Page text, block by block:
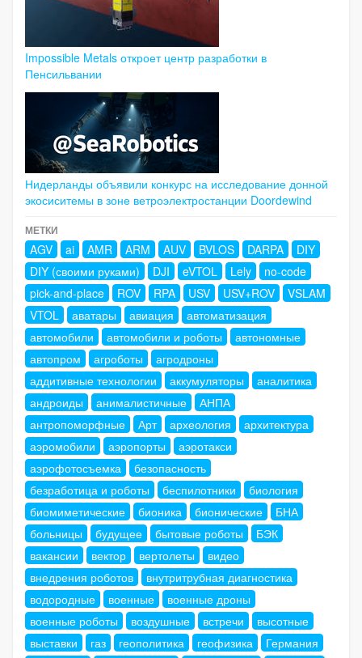
Impossible Metals откроет центр разработки в
Пенсильвании
Нидерланды объявили конкурс на исследование донной
экосиситемы в зоне ветроэлектростанции Doordewind
МЕТКИ
AGV ai AMR ARM AUV BVLOS DARPA
DIY
DIY (своими руками)
DJI eVTOL Lely
no-code
pick-and-place
ROV RPA USV USV+ROV
VSLAM
VTOL
аватары авиация
автоматизация
автомобили
автомобили и роботы
автономные
автопром
агроботы
агродроны
аддитивные технологии
аккумуляторы
аналитика
андроиды
анималистичные
АНПА
антропоморфные
Арт археология
архитектура
аэромобили
аэропорты
аэротакси
аэрофотосъемка
безопасность
безработица и роботы
беспилотники
биология
биомиметические
бионика бионические
БНА
больницы
будущее бытовые роботы
БЭК
вакансии
вектор вертолеты
видео
внедрения роботов
внутритрубная диагностика
водородные
военные
военные дроны
военные роботы
воздушные встречи
высотные
выставки
газ геополитика геофизика
Германия